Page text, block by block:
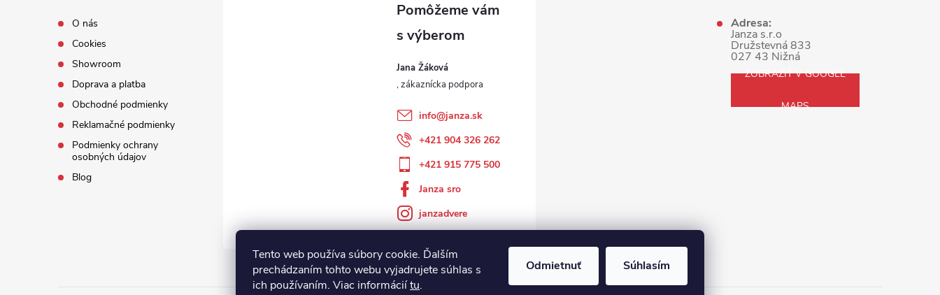
Tento web používa súbory cookie. Ďalším
prechádzaním tohto webu vyjadrujete súhlas s
ich používaním. Viac informáciítu.
Odmietnuť Súhlasím
O nás
Cookies
Showroom
Doprava a platba
Obchodné podmienky
Reklamačné podmienky
Podmienky ochrany
osobných údajov
Blog
Jana Žáková
info@janza.sk
+421 904 326 262
+421 915 775 500
Janza sro
janzadvere
Adresa:
Janza s.r.o
Družstevná 833
027 43 Nižná
ZOBRAZIŤ V GOOGLE
MAPS